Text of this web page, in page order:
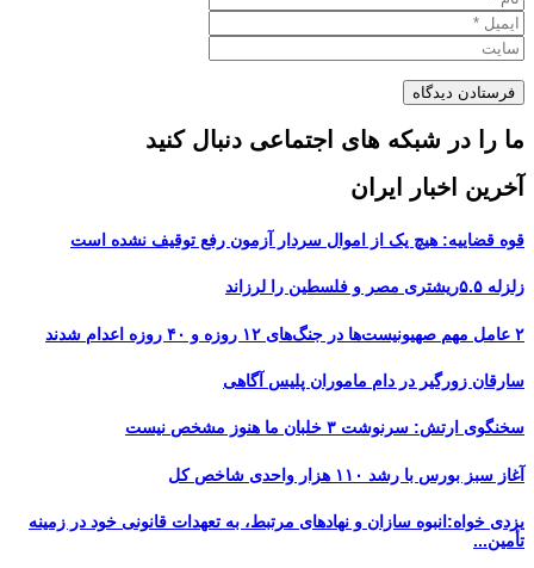
ما را در شبکه های اجتماعی دنبال کنید
آخرین اخبار ایران
قوه قضاییه: هیچ یک از اموال سردار آزمون رفع توقیف نشده است
زلزله ۵.۵ریشتری مصر و فلسطین را لرزاند
۲ عامل مهم صهیونیست‌ها در جنگ‌های ۱۲ روزه و ۴۰ روزه اعدام شدند
سارقان زورگیر در دام ماموران پلیس آگاهی
سخنگوی ارتش: سرنوشت ۳ خلبان ما هنوز مشخص نیست
آغاز سبز بورس با رشد ۱۱۰ هزار واحدی شاخص کل
یزدی خواه:انبوه سازان و نهادهای مرتبط، به تعهدات قانونی خود در زمینه
تأمین...